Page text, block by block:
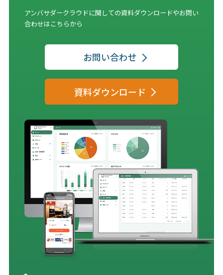
アンバサダークラウドに関しての資料ダウンロードやお問い
合わせはこちらから
お問い合わせ
資料ダウンロード